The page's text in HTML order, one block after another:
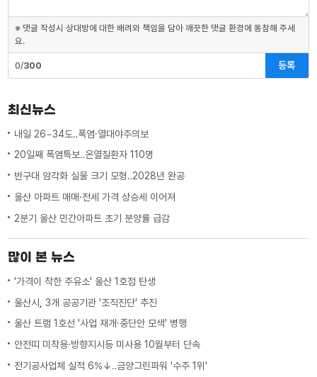
※ 댓글 작성시 상대방에 대한 배려와 책임을 담아 깨끗한 댓글 환경에 동참해 주세
요.
0/300 등록
최신뉴스
내일 26~34도‥폭염·열대야주의보
20일째 폭염특보‥온열질환자 110명
반구대 암각화 실물 크기 모형‥2028년 완공
울산 아파트 매매·전세 가격 상승세 이어져
2분기 울산 민간아파트 초기 분양률 급감
많이 본 뉴스
'가격이 착한 주유소' 울산 1호점 탄생
울산시, 3개 공공기관 '조직진단' 추진
울산 트램 1호선 '사업 재개·중단안 모색' 병행
안전띠 미착용·방향지시등 미사용 10월부터 단속
전기공사업체 실적 6%↓‥금양그린파워 '수주 1위'